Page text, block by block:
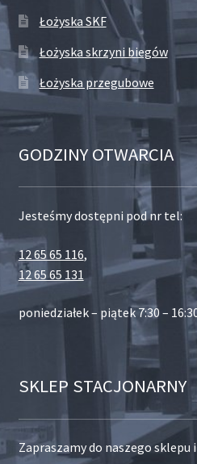
Łożyska SKF
Łożyska skrzyni biegów
Łożyska przegubowe
GODZINY OTWARCIA
Jesteśmy dostępni pod nr tel:
12 65 65 116,
12 65 65 131
poniedziałek – piątek 7:30 –
SKLEP STACJONARNY
Zapraszamy do naszego sklepu